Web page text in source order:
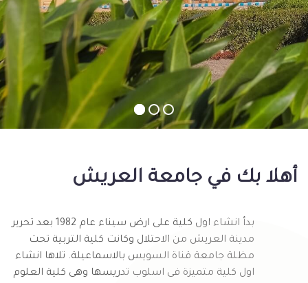
أهلا بك في جامعة العريش
بدأ انشاء اول كلية على ارض سيناء عام 1982 بعد تحرير
مدينة العريش من الاحتلال وكانت كلية التربية تحت
مظلة جامعة قناة السويس بالاسماعيلة. تلاها انشاء
اول كلية متميزة فى اسلوب تدريسها وهى كلية العلوم